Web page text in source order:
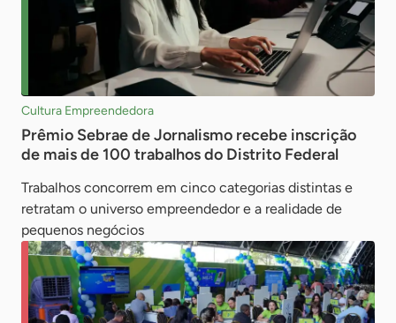
Cultura Empreendedora
Prêmio Sebrae de Jornalismo recebe inscrição
de mais de 100 trabalhos do Distrito Federal
Trabalhos concorrem em cinco categorias distintas e
retratam o universo empreendedor e a realidade de
pequenos negócios